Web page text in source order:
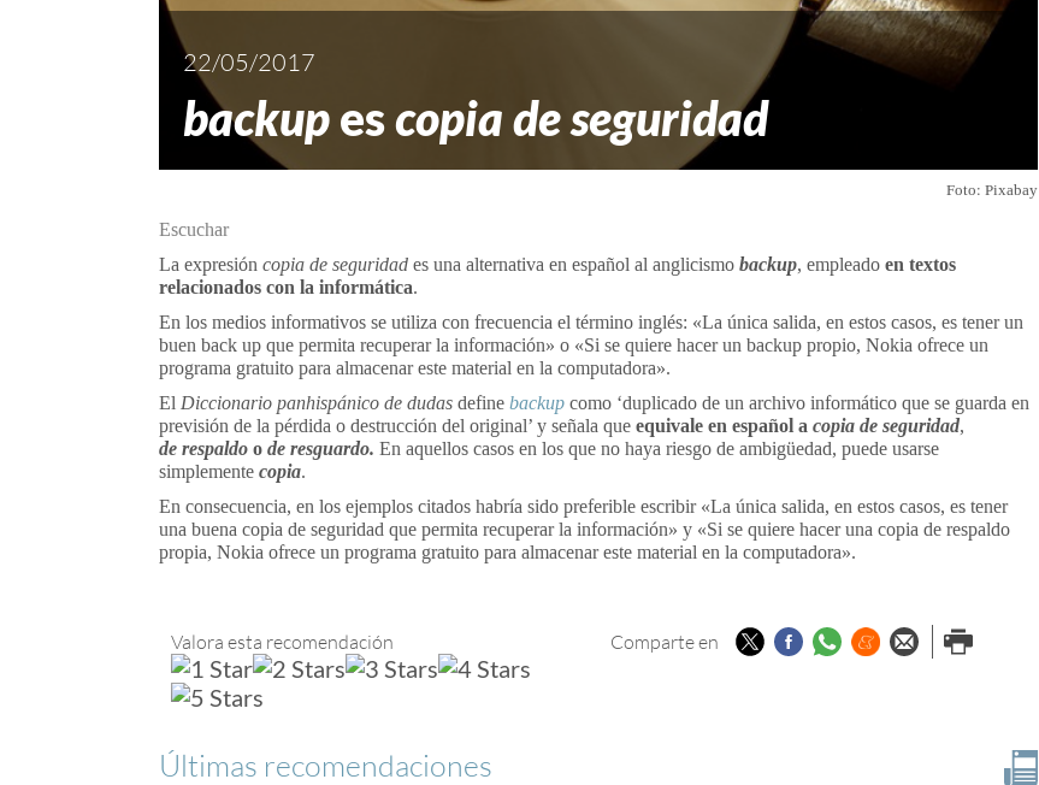
22/05/2017
backupescopia de seguridad
Foto: Pixabay
Escuchar
La expresión copia de seguridad es una alternativa en español al anglicismo backup, empleado en textos
relacionados con la informática.
En los medios informativos se utiliza con frecuencia el término inglés: «La única salida, en estos casos, es tener un
buen back up que permita recuperar la información» o «Si se quiere hacer un backup propio, Nokia ofrece un
programa gratuito para almacenar este material en la computadora».
El Diccionario panhispánico de dudas define backup como ‘duplicado de un archivo informático que se guarda en
previsión de la pérdida o destrucción del original’ y señala que equivale en español a copia de seguridad,
de respaldo o de resguardo. En aquellos casos en los que no haya riesgo de ambigüedad, puede usarse
simplemente copia.
En consecuencia, en los ejemplos citados habría sido preferible escribir «La única salida, en estos casos, es tener
una buena copia de seguridad que permita recuperar la información» y «Si se quiere hacer una copia de respaldo
propia, Nokia ofrece un programa gratuito para almacenar este material en la computadora».
Valora esta recomendación Comparte en TwitterFacebook
Whatsapp
Menéame
Enviar porImprimir
Últimas recomendaciones